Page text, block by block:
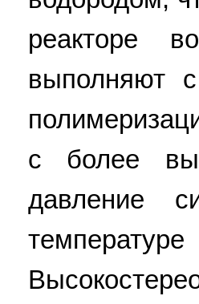
реакторе
выполняют
с более
давление